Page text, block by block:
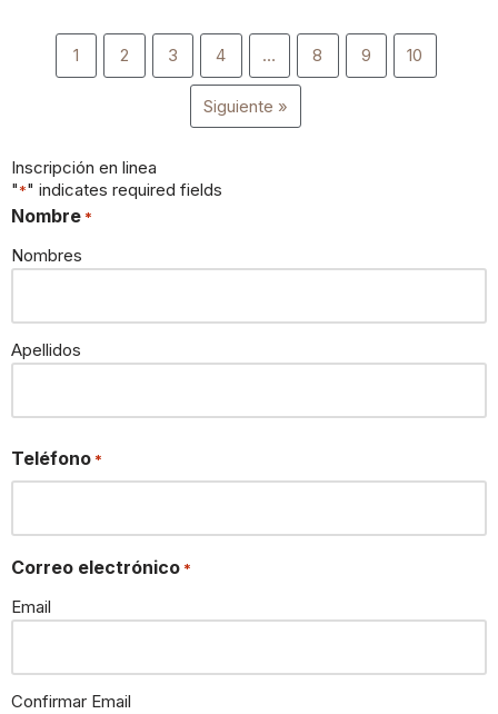
1 2 3 4 … 8 9 10
Siguiente »
Inscripción en linea
"*" indicates required fields
Nombre *
Nombres
Apellidos
Teléfono *
Correo electrónico *
Email
Confirmar Email